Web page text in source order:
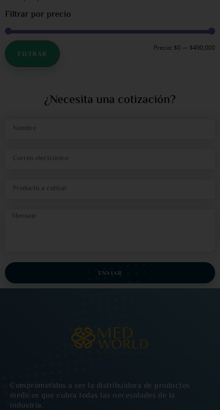
Filtrar por precio
FILTRAR
Precio: $0 — $490,000
¿Necesita una cotización?
ENVIAR
Comprometidos a ser la distribuidora de productos
médicos que cubra todas las necesidades de la
industria.